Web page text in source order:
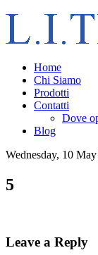
Home
Chi Siamo
Prodotti
Contatti
Dove
Blog
Wednesday, 10
5
Leave a Reply